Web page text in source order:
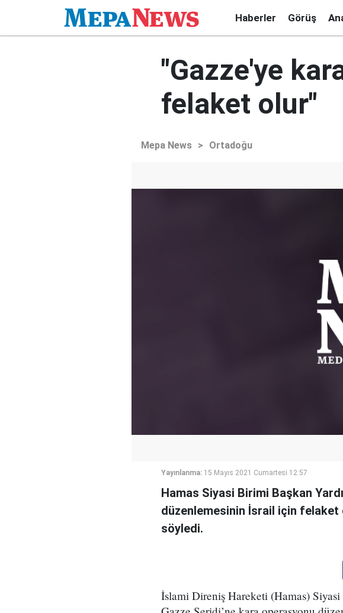
Haberler Görüş
"Gazze'ye
felaket olur"
Mepa News > Ortadoğu
Yayınlanma: 15 Mayıs 2021 Cumartesi 12:57
Hamas Siyasi Birimi Başkan
düzenlemesinin İsrail için felaket
söyledi.
İslami Direniş Hareketi (Hamas)